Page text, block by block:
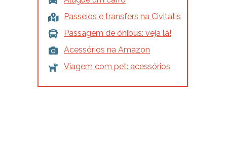
Passeios e transfers na Civitatis
Passagem de ônibus: veja lá!
Acessórios na Amazon
Viagem com pet: acessórios